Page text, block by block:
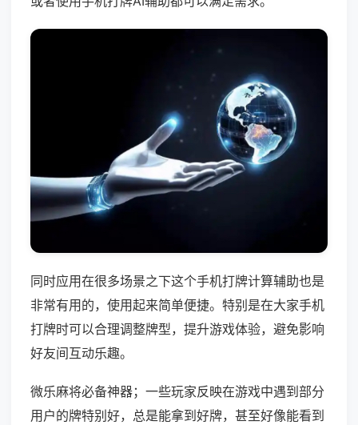
同时应用在很多场景之下这个手机打牌计算辅助也是
非常有用的，使用起来简单便捷。特别是在大家手机
打牌时可以合理调整牌型，提升游戏体验，避免影响
好友间互动乐趣。
微乐麻将必备神器；一些玩家反映在游戏中遇到部分
用户的牌特别好，总是能拿到好牌，甚至好像能看到